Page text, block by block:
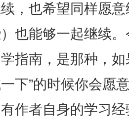
，也希望同样愿
也能够一起继续
指南，是那种，
下”的时候你会愿
作者自身的学习